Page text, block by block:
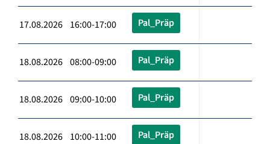
17.08.2026 16:00-17:00 Pal_Präp
18.08.2026 08:00-09:00 Pal_Präp
18.08.2026 09:00-10:00 Pal_Präp
18.08.2026 10:00-11:00 Pal_Präp